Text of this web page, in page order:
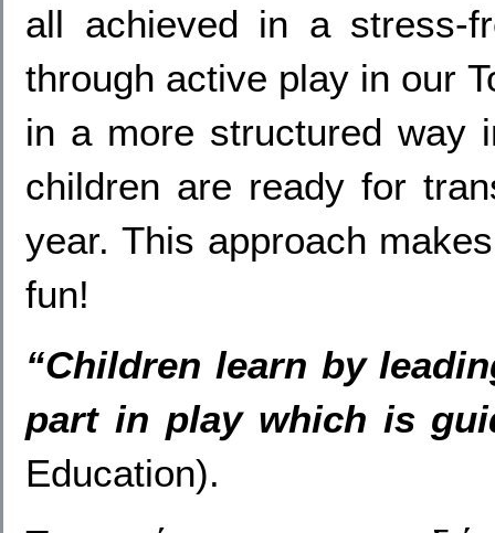
all achieved in a stress-
through active play in our
in a more structured way
children are ready for
year. This approach
fun!
“Children learn by
part in play which is
Education).